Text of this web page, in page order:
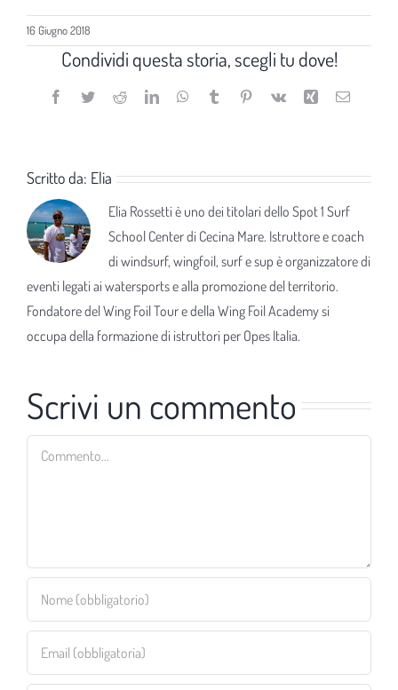
16 Giugno 2018
Condividi questa storia, scegli tu dove!
Facebook
TwitterRedditLinkedInWhatsApp
TumblrPinterest
Vk Xing Email
Scritto da: Elia
Elia Rossetti è uno dei titolari dello Spot 1 Surf
School Center di Cecina Mare. Istruttore e coach
di windsurf, wingfoil, surf e sup è organizzatore di
eventi legati ai watersports e alla promozione del territorio.
Fondatore del Wing Foil Tour e della Wing Foil Academy si
occupa della formazione di istruttori per Opes Italia.
Scrivi un commento
Commento